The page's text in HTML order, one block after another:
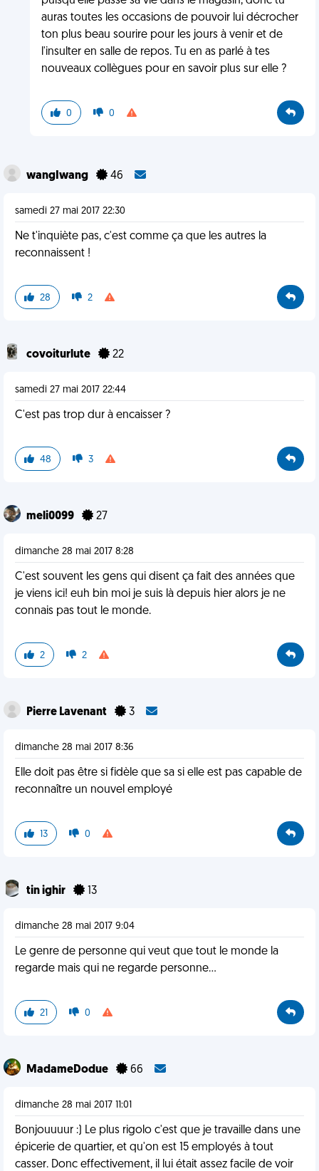
auras toutes les occasions de pouvoir lui décrocher
ton plus beau sourire pour les jours à venir et de
l'insulter en salle de repos. Tu en as parlé à tes
nouveaux collègues pour en savoir plus sur elle ?
0 0
wangIwang 46
samedi 27 mai 2017 22:30
Ne t'inquiète pas, c'est comme ça que les autres la
reconnaissent !
28 2
covoiturlute 22
samedi 27 mai 2017 22:44
C'est pas trop dur à encaisser ?
48 3
meli0099 27
dimanche 28 mai 2017 8:28
C'est souvent les gens qui disent ça fait des années que
je viens ici! euh bin moi je suis là depuis hier alors je ne
connais pas tout le monde.
2 2
Pierre Lavenant 3
dimanche 28 mai 2017 8:36
Elle doit pas être si fidèle que sa si elle est pas capable de
reconnaître un nouvel employé
13 0
tin ighir 13
dimanche 28 mai 2017 9:04
Le genre de personne qui veut que tout le monde la
regarde mais qui ne regarde personne...
21 0
MadameDodue 66
dimanche 28 mai 2017 11:01
Bonjouuuur :) Le plus rigolo c'est que je travaille dans une
épicerie de quartier, et qu'on est 15 employés à tout
casser. Donc effectivement, il lui était assez facile de voir